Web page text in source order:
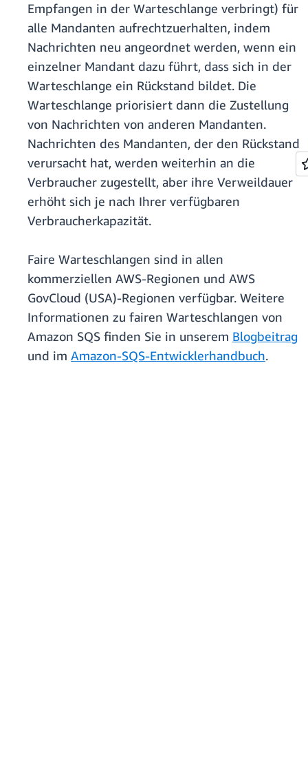
Empfangen in der Warteschlange verbringt) für
alle Mandanten aufrechtzuerhalten, indem
Nachrichten neu angeordnet werden, wenn ein
einzelner Mandant dazu führt, dass sich in der
Warteschlange ein Rückstand bildet. Die
Warteschlange priorisiert dann die Zustellung
von Nachrichten von anderen Mandanten.
Nachrichten des Mandanten, der den Rückstand
verursacht hat, werden weiterhin an die
Verbraucher zugestellt, aber ihre Verweildauer
erhöht sich je nach Ihrer verfügbaren
Verbraucherkapazität.
Faire Warteschlangen sind in allen
kommerziellen AWS-Regionen und AWS
GovCloud (USA)-Regionen verfügbar. Weitere
Informationen zu fairen Warteschlangen von
Amazon SQS finden Sie in unserem Blogbeitrag
und im Amazon-SQS-Entwicklerhandbuch.